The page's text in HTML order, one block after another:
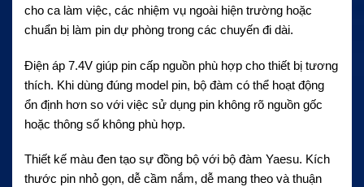
cho ca làm việc, các nhiệm vụ ngoài hiện trường hoặc
chuẩn bị làm pin dự phòng trong các chuyến đi dài.
Điện áp 7.4V giúp pin cấp nguồn phù hợp cho thiết bị tương
thích. Khi dùng đúng model pin, bộ đàm có thể hoạt động
ổn định hơn so với việc sử dụng pin không rõ nguồn gốc
hoặc thông số không phù hợp.
Thiết kế màu đen tạo sự đồng bộ với bộ đàm Yaesu. Kích
thước pin nhỏ gọn, dễ cầm nắm, dễ mang theo và thuận